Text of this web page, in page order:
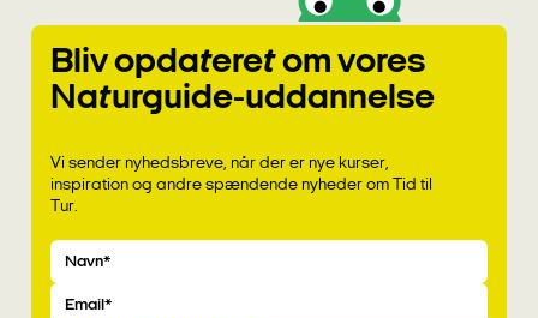
Bliv opdateret om vores
Naturguide-uddannelse
Vi sender nyhedsbreve, når der er nye kurser,
inspiration og andre spændende nyheder om Tid til
Tur.
Navn
Email